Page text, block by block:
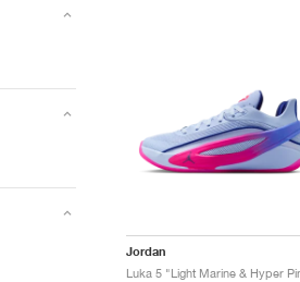
Jordan
Luka 5 "Light Marine & Hyper